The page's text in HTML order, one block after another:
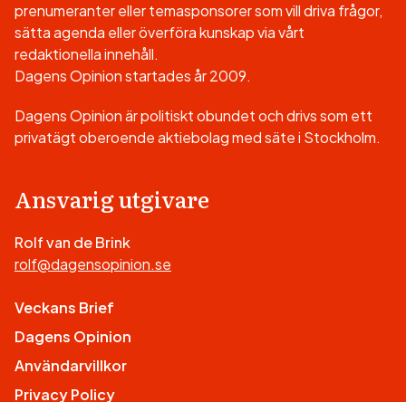
prenumeranter eller temasponsorer som vill driva frågor,
sätta agenda eller överföra kunskap via vårt
redaktionella innehåll.
Dagens Opinion startades år 2009.
Dagens Opinion är politiskt obundet och drivs som ett
privatägt oberoende aktiebolag med säte i Stockholm.
Ansvarig utgivare
Rolf van de Brink
rolf@dagensopinion.se
Veckans Brief
Dagens Opinion
Användarvillkor
Privacy Policy